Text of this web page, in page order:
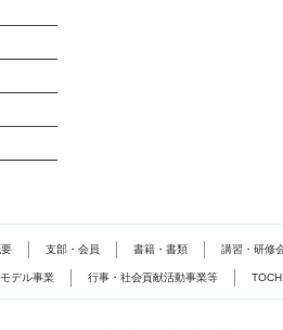
支部・会員 書籍・書類 講習・研修
デル事業 行事・社会貢献活動事業等